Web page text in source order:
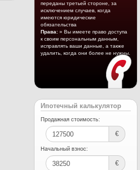
переданы третьей стороне, за
исключением случаев, когда
имеются юридические
обязательства
Права: » Вы имеете право доступа
к своим персональным данным,
исправлять ваши данные, а также
удалить, когда они более не нужны.
Ипотечный калькулятор
Продажная стоимость:
€
Начальный взнос:
€